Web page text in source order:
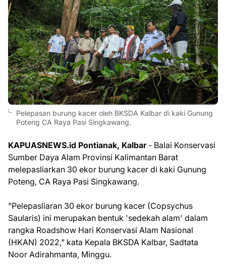
Pelepasan burung kacer oleh BKSDA Kalbar di kaki Gunung
Poteng CA Raya Pasi Singkawang.
KAPUASNEWS.id Pontianak, Kalbar- Balai Konservasi
Sumber Daya Alam Provinsi Kalimantan Barat
melepasliarkan 30 ekor burung kacer di kaki Gunung
Poteng, CA Raya Pasi Singkawang.
"Pelepasliaran 30 ekor burung kacer (Copsychus
Saularis) ini merupakan bentuk 'sedekah alam' dalam
rangka Roadshow Hari Konservasi Alam Nasional
(HKAN) 2022," kata Kepala BKSDA Kalbar, Sadtata
Noor Adirahmanta, Minggu.